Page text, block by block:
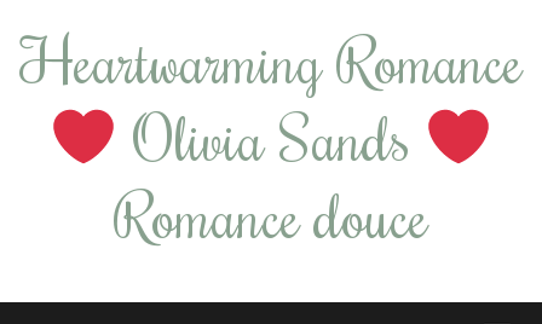
Heartwarming Romance
Olivia Sands
Romance douce